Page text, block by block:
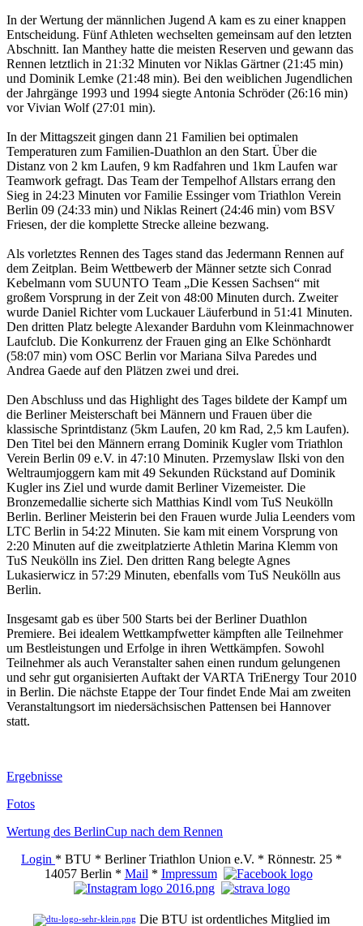
In der Wertung der männlichen Jugend A kam es zu einer knappen
Entscheidung. Fünf Athleten wechselten gemeinsam auf den letzten
Abschnitt. Ian Manthey hatte die meisten Reserven und gewann das
Rennen letztlich in 21:32 Minuten vor Niklas Gärtner (21:45 min)
und Dominik Lemke (21:48 min). Bei den weiblichen Jugendlichen
der Jahrgänge 1993 und 1994 siegte Antonia Schröder (26:16 min)
vor Vivian Wolf (27:01 min).
In der Mittagszeit gingen dann 21 Familien bei optimalen
Temperaturen zum Familien-Duathlon an den Start. Über die
Distanz von 2 km Laufen, 9 km Radfahren und 1km Laufen war
Teamwork gefragt. Das Team der Tempelhof Allstars errang den
Sieg in 24:23 Minuten vor Familie Essinger vom Triathlon Verein
Berlin 09 (24:33 min) und Niklas Reinert (24:46 min) vom BSV
Friesen, der die komplette Strecke alleine bezwang.
Als vorletztes Rennen des Tages stand das Jedermann Rennen auf
dem Zeitplan. Beim Wettbewerb der Männer setzte sich Conrad
Kebelmann vom SUUNTO Team „Die Kessen Sachsen“ mit
großem Vorsprung in der Zeit von 48:00 Minuten durch. Zweiter
wurde Daniel Richter vom Luckauer Läuferbund in 51:41 Minuten.
Den dritten Platz belegte Alexander Barduhn vom Kleinmachnower
Laufclub. Die Konkurrenz der Frauen ging an Elke Schönhardt
(58:07 min) vom OSC Berlin vor Mariana Silva Paredes und
Andrea Gaede auf den Plätzen zwei und drei.
Den Abschluss und das Highlight des Tages bildete der Kampf um
die Berliner Meisterschaft bei Männern und Frauen über die
klassische Sprintdistanz (5km Laufen, 20 km Rad, 2,5 km Laufen).
Den Titel bei den Männern errang Dominik Kugler vom Triathlon
Verein Berlin 09 e.V. in 47:10 Minuten. Przemyslaw Ilski von den
Weltraumjoggern kam mit 49 Sekunden Rückstand auf Dominik
Kugler ins Ziel und wurde damit Berliner Vizemeister. Die
Bronzemedallie sicherte sich Matthias Kindl vom TuS Neukölln
Berlin. Berliner Meisterin bei den Frauen wurde Julia Leenders vom
LTC Berlin in 54:22 Minuten. Sie kam mit einem Vorsprung von
2:20 Minuten auf die zweitplatzierte Athletin Marina Klemm von
TuS Neukölln ins Ziel. Den dritten Rang belegte Agnes
Lukasierwicz in 57:29 Minuten, ebenfalls vom TuS Neukölln aus
Berlin.
Insgesamt gab es über 500 Starts bei der Berliner Duathlon
Premiere. Bei idealem Wettkampfwetter kämpften alle Teilnehmer
um Bestleistungen und Erfolge in ihren Wettkämpfen. Sowohl
Teilnehmer als auch Veranstalter sahen einen rundum gelungenen
und sehr gut organisierten Auftakt der VARTA TriEnergy Tour 2010
in Berlin. Die nächste Etappe der Tour findet Ende Mai am zweiten
Veranstaltungsort im niedersächsischen Pattensen bei Hannover
statt.
Ergebnisse
Fotos
Wertung des BerlinCup nach dem Rennen
Login * BTU * Berliner Triathlon Union e.V. * Rönnestr. 25 *
14057 Berlin * Mail * Impressum
Die BTU ist ordentliches Mitglied im